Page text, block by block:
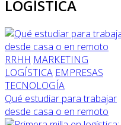
LOGÍSTICA
RRHH MARKETING
LOGÍSTICA EMPRESAS
TECNOLOGÍA
Qué estudiar para trabajar
desde casa o en remoto